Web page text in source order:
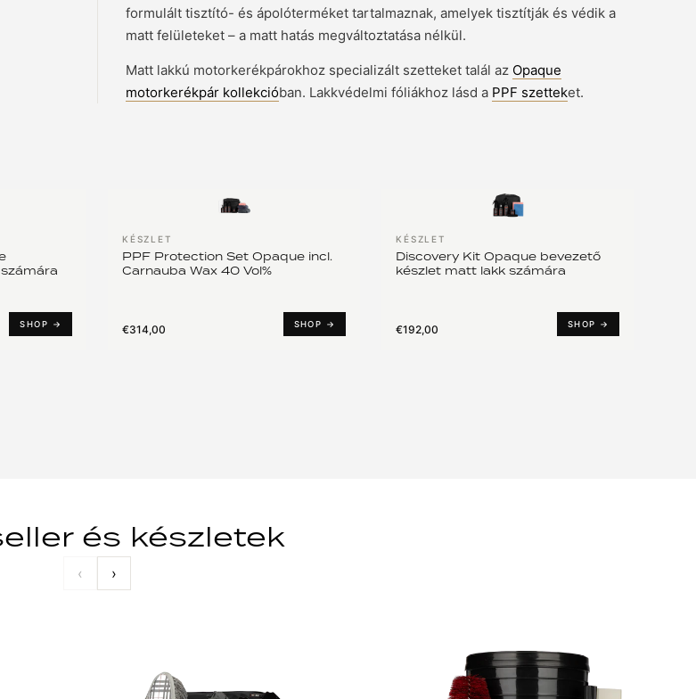
formulált tisztító- és ápolóterméket tartalmaznak, amelyek tisztítják és védik a
matt felületeket – a matt hatás megváltoztatása nélkül.
Matt lakkú motorkerékpárokhoz specializált szetteket talál az Opaque
motorkerékpár kollekcióban. Lakkvédelmi fóliákhoz lásd a PPF szetteket.
SHOP →
KÉSZLET
PPF Protection Set Opaque incl.
Carnauba Wax 40 Vol%
€314,00 SHOP →
KÉSZLET
Discovery Kit Opaque bevezető
készlet matt lakk számára
€192,00 SHOP →
és készletek
‹ ›